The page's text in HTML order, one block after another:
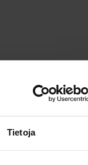
Tietoja